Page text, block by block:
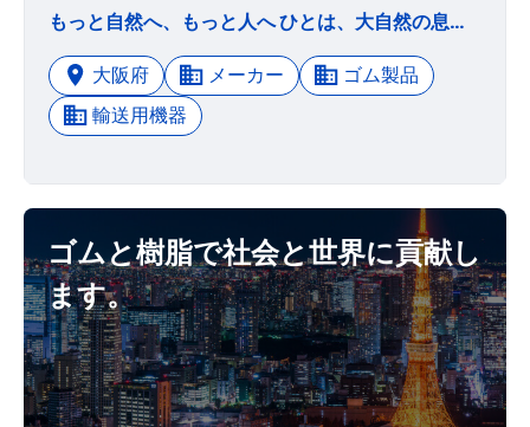
もっと自然へ、もっと人へ ひとは、大自然の息づかいに心を開くよろこびを知っています。 ひとは、人と人が出会い互いに認め合うことのできるよろこびを知っています。 それは、ひとそれぞれの中にも自然があるからだと思います。 そして道具とは、本来、ひとのよろこびに大きく関わっているものだと思います。 私たちシマノは、アウトドア・スポーツを代表するサイクリングと釣りの２つの分野を中心に、さまざまな製品をお届けしてまいりました。 肌を掠める風に、路傍に落ちる木洩れ陽に、水面に広がる波紋に心を躍らせること。 そんな素直な感動を演出することが、私たちにとって何よりの誇りであるといっても過言ではありません。 私たちは、ひとと自然がもっと身近になり、ともに生きるよろこびを分かち合うために、新しい夢の実現、新しい文化の創造をめざしてまいります。
大阪府
メーカー
ゴム製品
輸送用機器
ゴムと樹脂で社会と世界に貢献し
ます。